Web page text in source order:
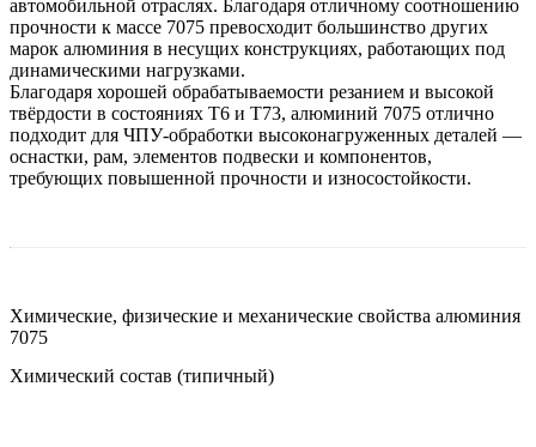
автомобильной отраслях. Благодаря отличному соотношению
прочности к массе 7075 превосходит большинство других
марок алюминия в несущих конструкциях, работающих под
динамическими нагрузками.
Благодаря хорошей обрабатываемости резанием и высокой
твёрдости в состояниях T6 и T73, алюминий 7075 отлично
подходит для ЧПУ-обработки высоконагруженных деталей —
оснастки, рам, элементов подвески и компонентов,
требующих повышенной прочности и износостойкости.
Химические, физические и механические свойства алюминия
7075
Химический состав (типичный)